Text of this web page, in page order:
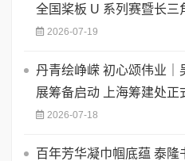
全国桨板 U 系列赛暨长三
2026-07-19
丹青绘峥嵘 初心颂伟业
展筹备启动 上海筹建处正
2026-07-18
百年芳华凝巾帼底蕴 泰隆